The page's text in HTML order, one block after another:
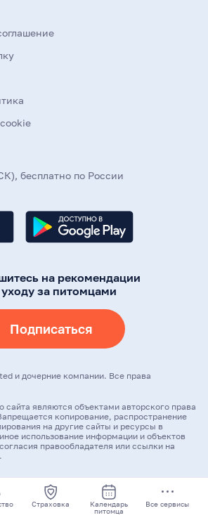
Страховка
Календарь
питомца
Все сервисы
бесплатно по России
на рекомендации
за питомцами
Подписаться
и дочерние компании. Все права
сайта являются объектами авторского права
копирование, распространение
на другие сайты и ресурсы в
использование информации и объектов
правообладателя или ссылки на